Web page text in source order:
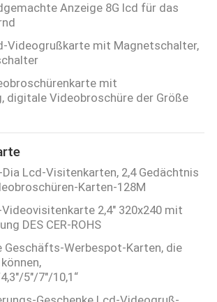
Anzeige 8G lcd für das
Videogrußkarte mit Magnetschalter,
mit
digitale Videobroschüre der Größe
Lcd-Visitenkarten, 2,4 Gedächtnis
Karten-128M
2,4" 320x240 mit
DES CER-ROHS
Geschäfts-Werbespot-Karten, die
5"/7"/10,1“